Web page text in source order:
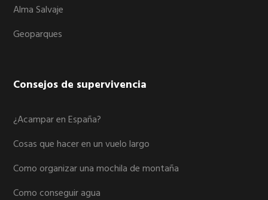
Alma Salvaje
Geoparques
Consejos de supervivencia
¿Acampar en España?
Cosas que hacer en un vuelo largo
Como organizar una mochila de montaña
Como conseguir agua